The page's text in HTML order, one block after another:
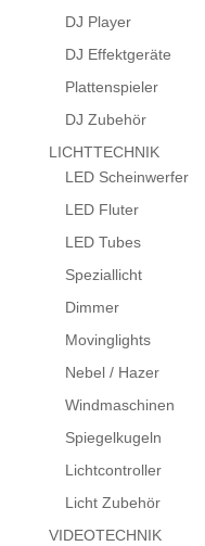
DJ Player
DJ Effektgeräte
Plattenspieler
DJ Zubehör
LICHTTECHNIK
LED Scheinwerfer
LED Fluter
LED Tubes
Speziallicht
Dimmer
Movinglights
Nebel / Hazer
Windmaschinen
Spiegelkugeln
Lichtcontroller
Licht Zubehör
VIDEOTECHNIK